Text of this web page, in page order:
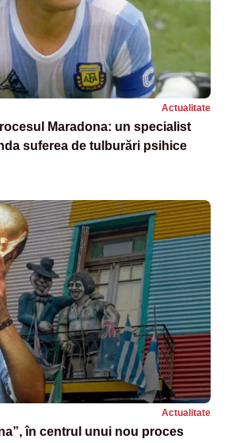
Actualitate
Maradona: un specialist
suferea de tulburări psihice
Actualitate
în centrul unui nou proces